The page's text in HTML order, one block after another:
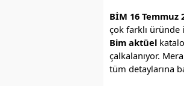
BİM 16 Temmuz
çok farklı
Bim aktüel
çalkalanıyor.
tüm detaylarına